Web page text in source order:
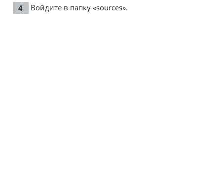
Войдите в папку «sources».